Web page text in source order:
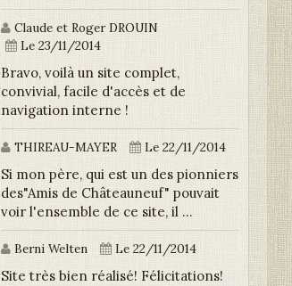
Claude et Roger DROUIN
Le 23/11/2014
Bravo, voilà un site complet,
convivial, facile d'accès et de
navigation interne !
THIREAU-MAYER Le 22/11/2014
Si mon père, qui est un des pionniers
des"Amis de Châteauneuf" pouvait
voir l'ensemble de ce site, il ...
Berni Welten Le 22/11/2014
Site très bien réalisé! Félicitations!